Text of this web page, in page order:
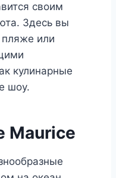
своим
Здесь вы
пляже или
кулинарные
шоу.
Maurice